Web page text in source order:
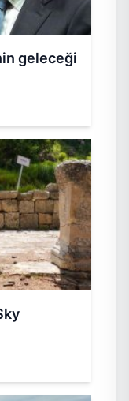
geleceği